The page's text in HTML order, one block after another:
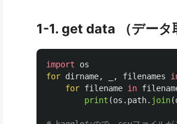
1-1. get data （データ
import
os
for dirname, , filenames
for filename in
print (os . path. join(